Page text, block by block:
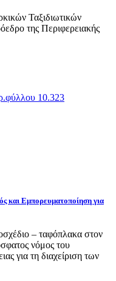
Ταξιδιωτικών
της Περιφερειακής
10.323
και Εμπορευματοποίηση για
– ταφόπλακα στον
νόμος του
για τη διαχείριση των